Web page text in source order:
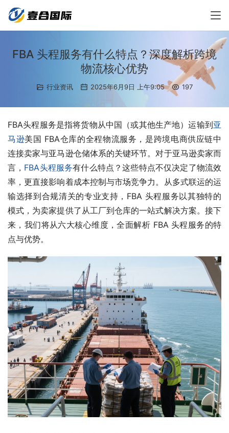
FBA 头程服务有什么特点？深度解析跨境
物流核心优势
行业资讯 2025年6月9日 上午9:05 197
FBA头程服务是指将货物从中国（或其他生产地）运输到亚
马逊美国 FBA仓库的全程物流服务，是跨境电商供应链中
连接卖家与亚马逊仓储体系的关键环节。对于亚马逊卖家而
言， FBA头程服务有什么特点？这些特点不仅决定了物流效
率，更直接影响着成本控制与市场竞争力。从多式联运的运
输选择到合规清关的专业支持，FBA 头程服务以其独特的
模式，为卖家提供了从工厂到仓库的一站式解决方案。接下
来，我们将从六大核心维度，全面解析 FBA 头程服务的特
点与优势。